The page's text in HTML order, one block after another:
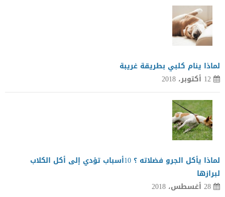
لماذا ينام كلبي بطريقة غريبة
12 أكتوبر، 2018
لماذا يأكل الجرو فضلاته ؟ 10أسباب تؤدي إلى أكل الكلاب
لبرازها
28 أغسطس، 2018